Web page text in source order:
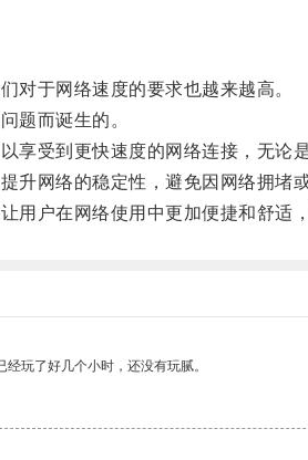
于网络速度的要求也越来越高。
而诞生的。
受到更快速度的网络连接，无论
网络的稳定性，避免因网络拥堵或
户在网络使用中更加便捷和舒适
玩了好几个小时，还没有玩腻。